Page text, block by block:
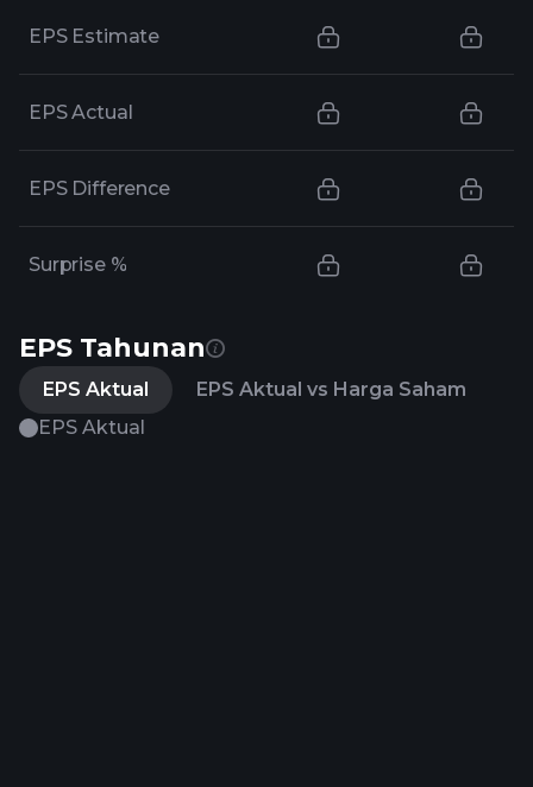
EPS Estimate
EPS Actual
EPS Difference
Surprise %
EPS Tahunan
EPS Aktual
EPS Aktual vs Harga Saham
EPS Aktual